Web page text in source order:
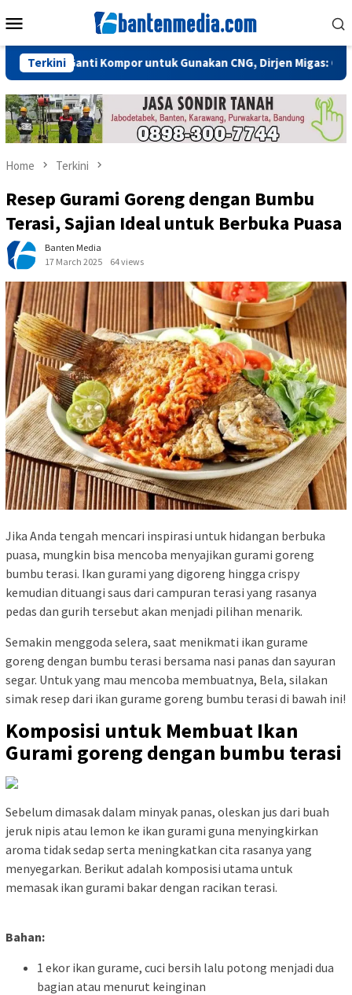
to
Menu
Terkini
Ganti Kompor untuk Gunakan CNG, Dirjen Migas: Cukup
Home Terkini
Resep Gurami Goreng dengan Bumbu
Terasi, Sajian Ideal untuk Berbuka Puasa
Banten Media
17 March 2025
64 views
Jika Anda tengah mencari inspirasi untuk hidangan berbuka
puasa, mungkin bisa mencoba menyajikan gurami goreng
bumbu terasi. Ikan gurami yang digoreng hingga crispy
kemudian dituangi saus dari campuran terasi yang rasanya
pedas dan gurih tersebut akan menjadi pilihan menarik.
Semakin menggoda selera, saat menikmati ikan gurame
goreng dengan bumbu terasi bersama nasi panas dan sayuran
segar. Untuk yang mau mencoba membuatnya, Bela, silakan
simak resep dari ikan gurame goreng bumbu terasi di bawah ini!
Komposisi untuk Membuat Ikan
Gurami goreng dengan bumbu terasi
Sebelum dimasak dalam minyak panas, oleskan jus dari buah
jeruk nipis atau lemon ke ikan gurami guna menyingkirkan
aroma tidak sedap serta meningkatkan cita rasanya yang
menyegarkan. Berikut adalah komposisi utama untuk
memasak ikan gurami bakar dengan racikan terasi.
Bahan:
1 ekor ikan gurame, cuci bersih lalu potong menjadi dua
bagian atau menurut keinginan